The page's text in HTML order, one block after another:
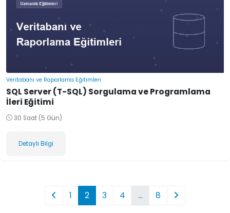
Veritabanı ve Raporlama Eğitimleri
SQL Server (T-SQL) Sorgulama ve Programlama
İleri Eğitimi
30 Saat (5 Gün)
Detaylı Bilgi
1 2 3 4 … 8